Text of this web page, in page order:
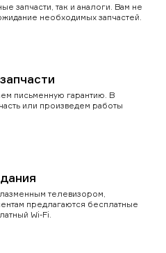
запчасти, так и аналоги. Вам не
необходимых запчастей.
письменную гарантию. В
или произведем работы
телевизором,
предлагаются бесплатные
Wi-Fi.